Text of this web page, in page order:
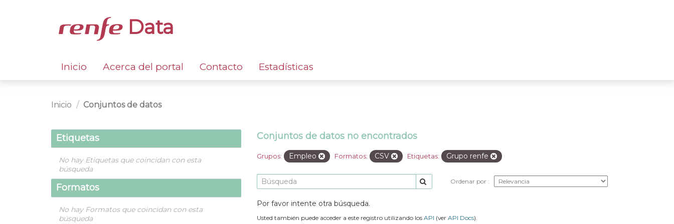
Data
Inicio Acerca del portal Contacto Estadísticas
Inicio Conjuntos de datos
Etiquetas
No hay Etiquetas que coincidan con esta
búsqueda
Formatos
No hay Formatos que coincidan con esta
búsqueda
Conjuntos de datos no encontrados
Grupos: Empleo Formatos: CSV Etiquetas: Grupo renfe
Ordenar por
Por favor intente otra búsqueda.
Usted también puede acceder a este registro utilizando los API (ver API Docs).